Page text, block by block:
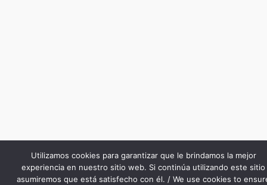
Utilizamos cookies para garantizar que le brindamos la mejor
experiencia en nuestro sitio web. Si continúa utilizando este sitio
asumiremos que está satisfecho con él. / We use cookies to